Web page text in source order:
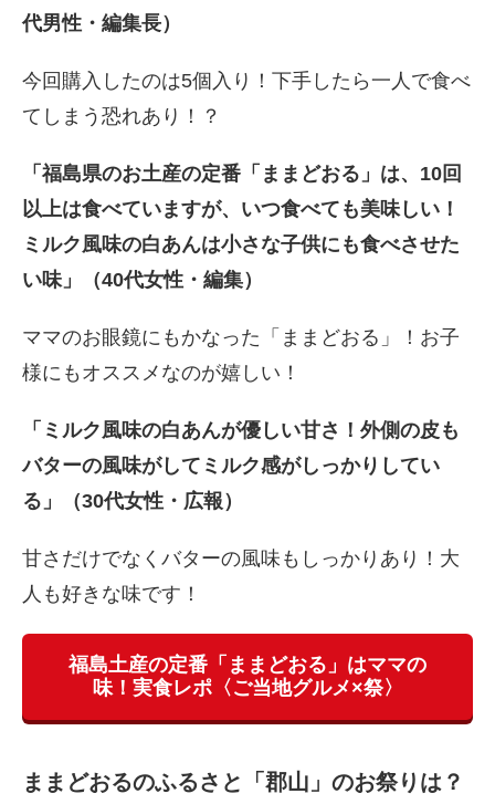
代男性・編集長）
今回購入したのは5個入り！下手したら一人で食べ
てしまう恐れあり！？
「福島県のお土産の定番「ままどおる」は、10回
以上は食べていますが、いつ食べても美味しい！
ミルク風味の白あんは小さな子供にも食べさせた
い味」（40代女性・編集）
ママのお眼鏡にもかなった「ままどおる」！お子
様にもオススメなのが嬉しい！
「ミルク風味の白あんが優しい甘さ！外側の皮も
バターの風味がしてミルク感がしっかりしてい
る」（30代女性・広報）
甘さだけでなくバターの風味もしっかりあり！大
人も好きな味です！
福島土産の定番「ままどおる」はママの
味！実食レポ〈ご当地グルメ×祭〉
ままどおるのふるさと「郡山」のお祭りは？